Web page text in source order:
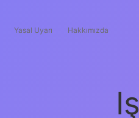
Yasal Uyarı Hakkımızda